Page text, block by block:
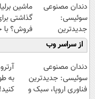
دندان مصنوعی
سوئیسی:
جدیدترین
فناوری اروپا،
سبک و مقاوم |
پرداخت قسطی
ماشین
گذاشتی
فروش؟ با
راحت
از سراسر وب
دندان مصنوعی
سوئیسی: جدیدترین
فناوری اروپا، سبک و
به